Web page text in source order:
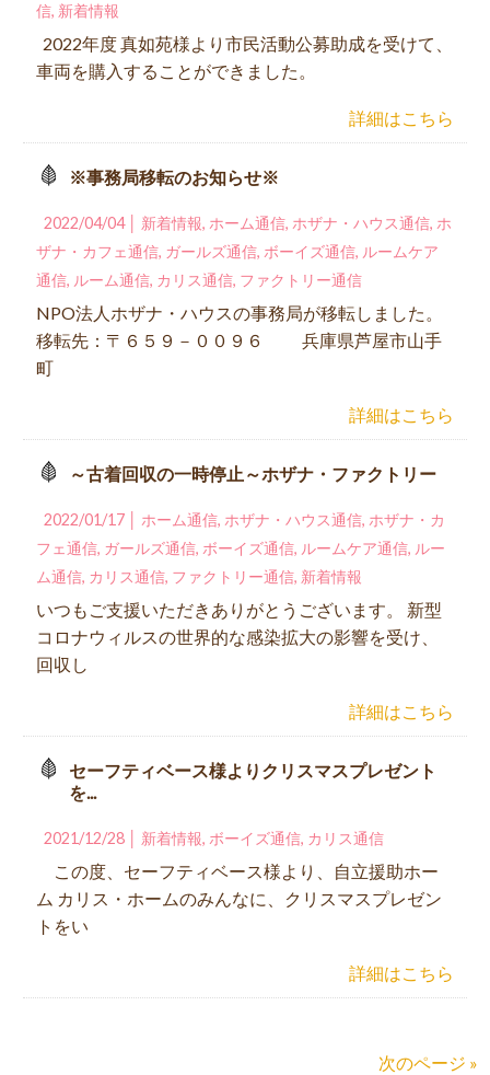
信, 新着情報
2022年度 真如苑様より市民活動公募助成を受けて、
車両を購入することができました。
詳細はこちら
※事務局移転のお知らせ※
2022/04/04 │ 新着情報,ホーム通信,ホザナ・ハウス通信,ホ
ザナ・カフェ通信, ガールズ通信,ボーイズ通信, ルームケア
通信, ルーム通信, カリス通信, ファクトリー通信
NPO法人ホザナ・ハウスの事務局が移転しました。
移転先：〒６５９－００９６ 兵庫県芦屋市山手
町
詳細はこちら
～古着回収の一時停止～ホザナ・ファクトリー
2022/01/17 │ホーム通信,ホザナ・ハウス通信,ホザナ・カ
フェ通信, ガールズ通信,ボーイズ通信, ルームケア通信, ルー
ム通信, カリス通信, ファクトリー通信, 新着情報
いつもご支援いただきありがとうございます。 新型
コロナウィルスの世界的な感染拡大の影響を受け、
回収し
詳細はこちら
セーフティベース様よりクリスマスプレゼント
を...
2021/12/28 │ 新着情報,ボーイズ通信, カリス通信
この度、セーフティベース様より、自立援助ホー
ム カリス・ホームのみんなに、クリスマスプレゼン
トをい
詳細はこちら
次のページ »